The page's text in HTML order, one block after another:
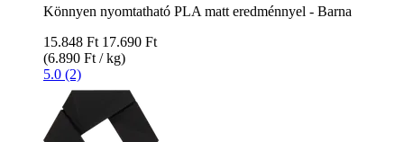
Könnyen nyomtatható PLA matt eredménnyel - Barna
15.848 Ft 17.690 Ft
(6.890 Ft / kg)
5.0 (2)